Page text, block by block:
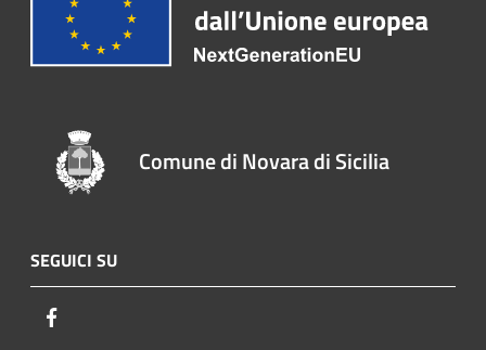
Comune di Novara di Sicilia
SEGUICI SU